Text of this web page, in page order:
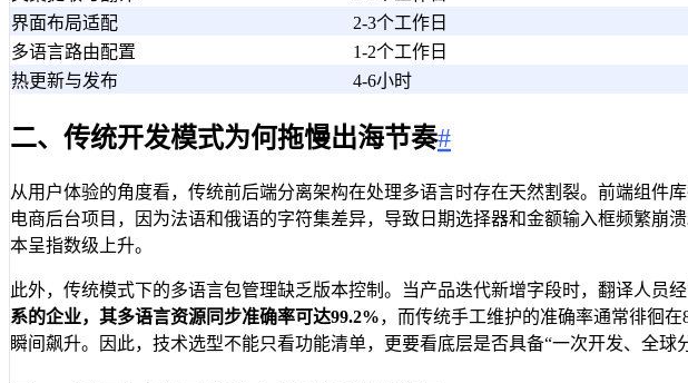
界面布局适配
2-3个工作日
多语言路由配置
1-2个工作日
热更新与发布
4-6小时
二、传统开发模式为何拖慢出海节奏#
从用户体验的角度看，传统前后端分离架构在处理多语言时存在天然割裂。前端组件
电商后台项目，因为法语和俄语的字符集差异，导致日期选择器和金额输入框频繁
本呈指数级上升。
此外，传统模式下的多语言包管理缺乏版本控制。当产品迭代新增字段时，翻译人员
系的企业，其多语言资源同步准确率可达99.2%，而传统手工维护的准确率通常徘徊
瞬间飙升。因此，技术选型不能只看功能清单，更要看底层是否具备“一次开发、全球